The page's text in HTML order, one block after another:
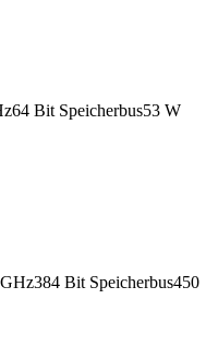
64 Bit Speicherbus53 W
384 Bit Speicherbus450